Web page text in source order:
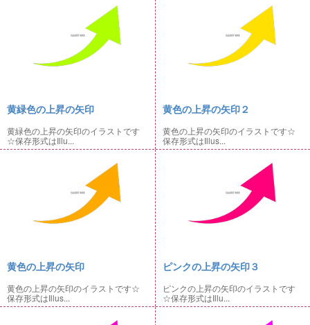
黄緑色の上昇の矢印
黄緑色の上昇の矢印のイラストです
☆保存形式はIllu...
黄色の上昇の矢印２
黄色の上昇の矢印のイラストです☆
保存形式はIllus...
黄色の上昇の矢印
黄色の上昇の矢印のイラストです☆
保存形式はIllus...
ピンクの上昇の矢印３
ピンクの上昇の矢印のイラストです
☆保存形式はIllu...